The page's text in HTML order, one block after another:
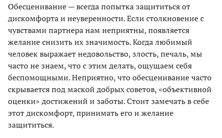
Обесценивание — всегда попытка защититься от
дискомфорта и неуверенности. Если столкновение с
чувствами партнера нам неприятны, появляется
желание снизить их значимость. Когда любимый
человек выражает недовольство, злость, печаль, мы
часто не знаем, что с этим делать, ощущаем себя
беспомощными. Неприятно, что обесценивание часто
скрывается под маской добрых советов, «объективной
оценки» достижений и заботы. Стоит замечать в себе
этот дискомфорт, принимать его и желание
защититься.